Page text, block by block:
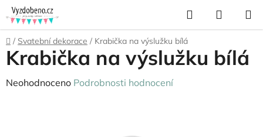
Přejít
na
obsah
Hledat
KOŠÍK
Domů
/ Svatební dekorace / Krabička na výslužku bílá
Krabička na výslužku bílá
Průměrné
Neohodnoceno Podrobnosti hodnocení